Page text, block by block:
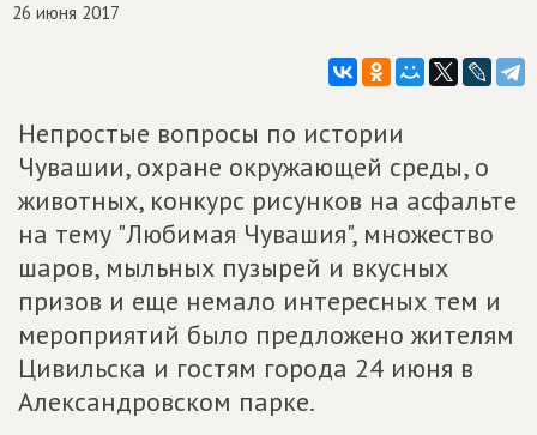
26 июня 2017
Непростые вопросы по истории
Чувашии, охране окружающей среды, о
животных, конкурс рисунков на асфальте
на тему "Любимая Чувашия", множество
шаров, мыльных пузырей и вкусных
призов и еще немало интересных тем и
мероприятий было предложено жителям
Цивильска и гостям города 24 июня в
Александровском парке.